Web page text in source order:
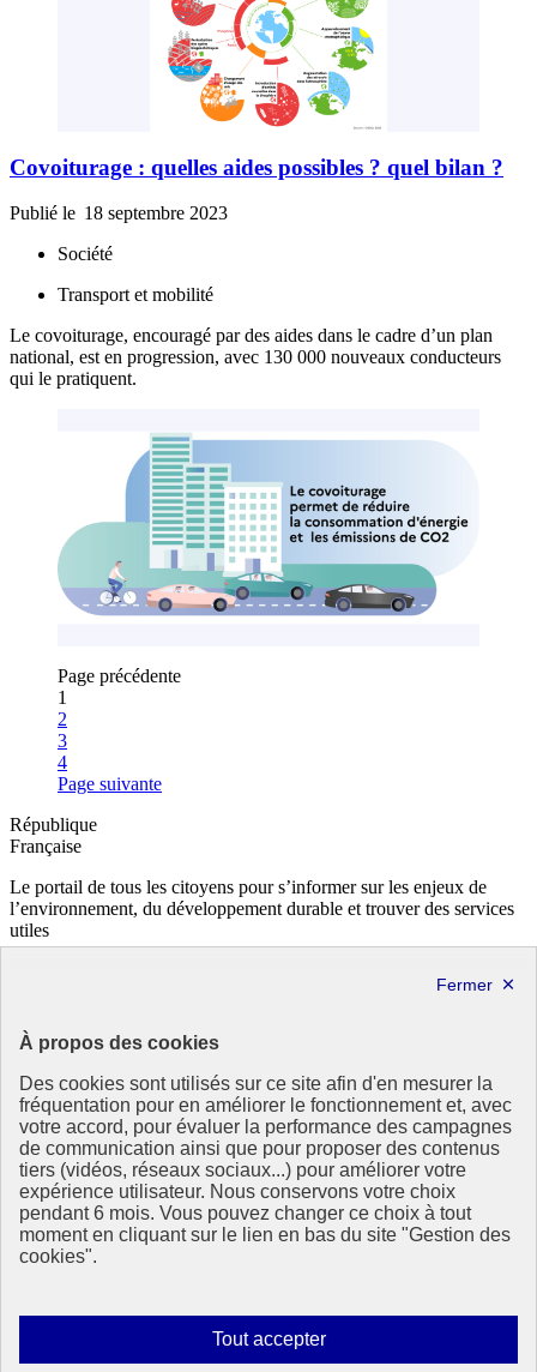
À propos des cookies
Des cookies sont utilisés sur ce site afin d'en mesurer la
fréquentation pour en améliorer le fonctionnement et, avec
votre accord, pour évaluer la performance des campagnes
de communication ainsi que pour proposer des contenus
tiers (vidéos, réseaux sociaux...) pour améliorer votre
expérience utilisateur. Nous conservons votre choix
pendant 6 mois. Vous pouvez changer ce choix à tout
moment en cliquant sur le lien en bas du site "Gestion des
cookies".
Tout accepterAutoriser
tous
Covoiturage : quelles aides possibles ? quel bilan ?
Publié le 18 septembre 2023
Société
Transport et mobilité
Le covoiturage, encouragé par des aides dans le cadre d’un plan
national, est en progression, avec 130 000 nouveaux conducteurs
qui le pratiquent.
Page précédente
1
Page
2
Page
3
Page
4
Page suivante
République
Française
Le portail de tous les citoyens pour s’informer sur les enjeux de
l’environnement, du développement durable et trouver des services
utiles
data.gouv.fr- ouvre une nouvelle fenêtre
Partenaire
Partenaire principal :
Eionet Portal
Accessibilité : totalement conforme